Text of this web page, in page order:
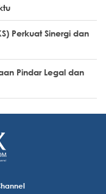
Perkuat Sinergi dan
Pindar Legal dan